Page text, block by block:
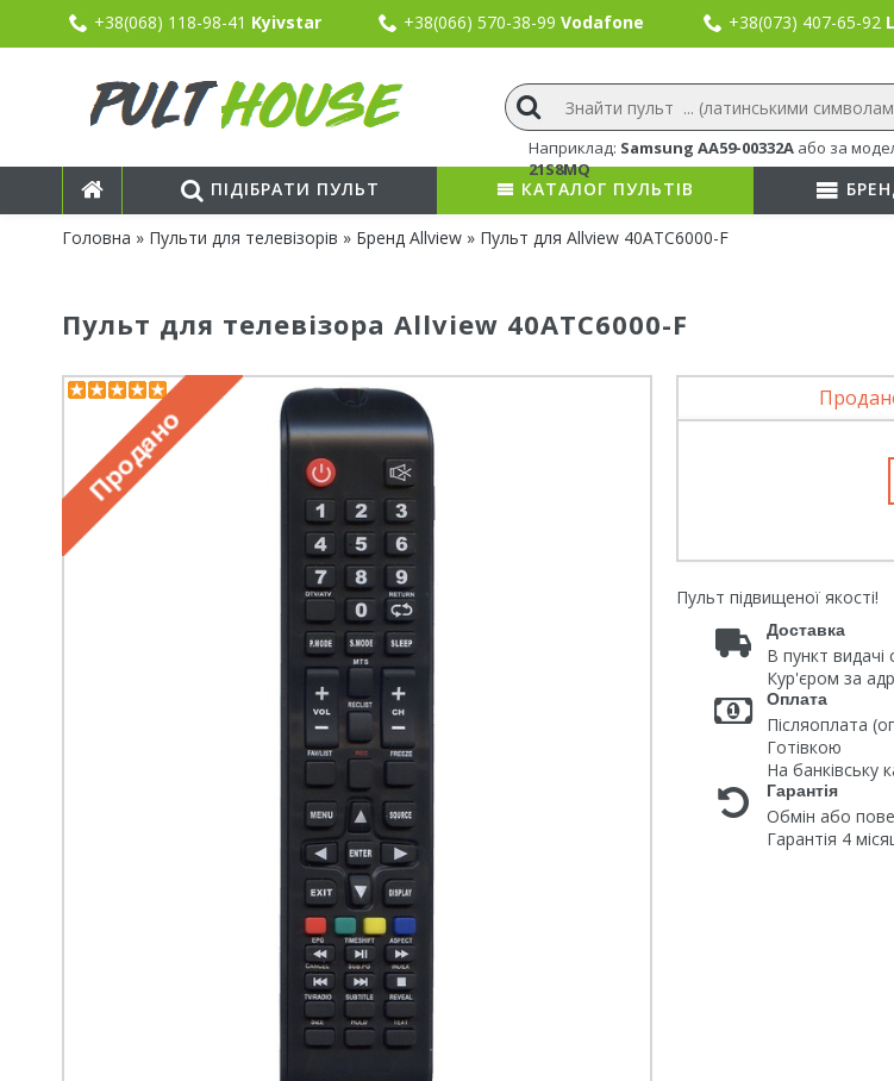
+38(068) 118-98-41 Kyivstar +38(066) 570-38-99 Vodafone +38(073) 407-65-92
Наприклад: Samsung AA59-00332A або за
21S8MQ
ПІДІБРАТИ ПУЛЬТ КАТАЛОГ ПУЛЬТІВ
Головна » Пульти для телевізорів » Бренд Allview » Пульт для Allview 40ATC6000-F
Пульт для телевізора Allview 40ATC6000-F
Пульт підвищеної якості!
Доставка
В пункт
Кур'єром за
Оплата
Післяоплата
Готівкою
На банківську
Гарантія
Обмін або
Гарантія 4